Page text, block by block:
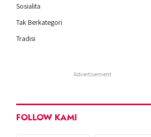
Sosialita
Tak Berkategori
Tradisi
Advertisement
FOLLOW KAMI